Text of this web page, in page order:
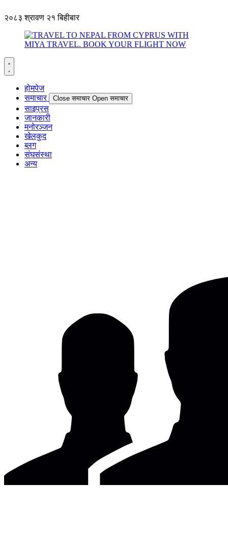
२०८३ श्रावण २१ बिहीबार
होमपेज
समाचार
Close समाचार Open समाचार
साइप्रस
जानकारी
मनोरञ्जन
खेलकुद
ब्लग
संघसंस्था
अन्य